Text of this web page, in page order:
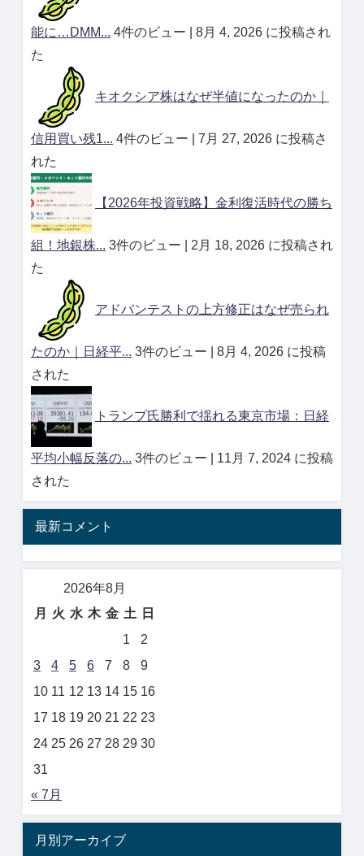
能に…DMM... 4件のビュー
8月 4, 2026 に投稿され
た
キオクシア株はなぜ半値になったのか｜
信用買い残1... 4件のビュー
7月 27, 2026 に投稿さ
れた
【2026年投資戦略】金利復活時代の勝ち
組！地銀株... 3件のビュー
2月 18, 2026 に投稿され
た
アドバンテストの上方修正はなぜ売られ
たのか｜日経平... 3件のビュー
8月 4, 2026 に投稿
された
トランプ氏勝利で揺れる東京市場：日経
平均小幅反落の... 3件のビュー
11月 7, 2024 に投稿
された
最新コメント
2026年8月
月
火 水 木 金 土
日
1
2
3
4 5 6 7 8
9
10 11 12 13 14 15 16
17 18 19 20 21 22 23
24 25 26 27 28 29 30
31
« 7月
月別アーカイブ